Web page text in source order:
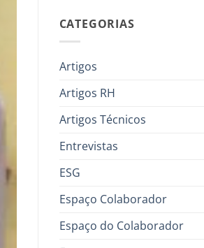
CATEGORIAS
Artigos
Artigos RH
Artigos Técnicos
Entrevistas
ESG
Espaço Colaborador
Espaço do Colaborador